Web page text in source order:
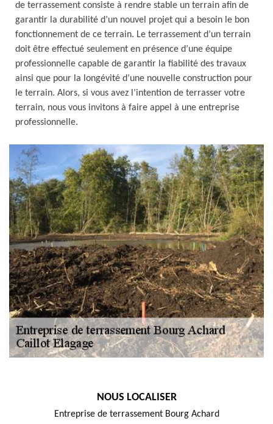
de terrassement consiste à rendre stable un terrain afin de
garantir la durabilité d’un nouvel projet qui a besoin le bon
fonctionnement de ce terrain. Le terrassement d’un terrain
doit être effectué seulement en présence d’une équipe
professionnelle capable de garantir la fiabilité des travaux
ainsi que pour la longévité d’une nouvelle construction pour
le terrain. Alors, si vous avez l’intention de terrasser votre
terrain, nous vous invitons à faire appel à une entreprise
professionnelle.
NOUS LOCALISER
Entreprise de terrassement Bourg Achard